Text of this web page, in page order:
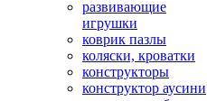
развивающие
игрушки
коврик пазлы
коляски, кроватки
конструкторы
конструктор аусини